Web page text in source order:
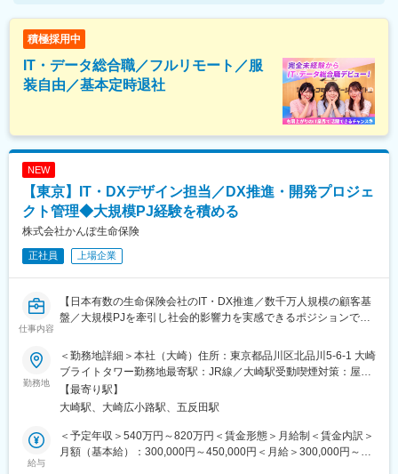
積極採用中
IT・データ総合職／フルリモート／服
装自由／基本定時退社
NEW
【東京】IT・DXデザイン担当／DX推進・開発プロジェ
クト管理◆大規模PJ経験を積める
株式会社かんぽ生命保険
正社員 上場企業
仕事内容
【日本有数の生命保険会社のIT・DX推進／数千万人規模の顧客基
盤／大規模PJを牽引し社会的影響力を実感できるポジションで
■業務概要
当社のIT企画部 IT・DXデザイン担当として、ビジネス上流からの
企画・設計、開発プロジェクトの推進、DXの推進まで一体的に担
います。事業部門と連携し、業務プロセスの設計やIT投資案件の
企画、システム開発・ベンダーコントロール、全社DX推進を通じ
て当社のIT戦略をリードします。
勤務地
＜勤務地詳細＞本社（大崎）住所：東京都品川区北品川5-6-1 大崎
ブライトタワー勤務地最寄駅：JR線／大崎駅受動喫煙対策：屋内
喫煙可能場所あり変更の範囲：会社の定める事業所
【最寄り駅】
大崎駅、大崎広小路駅、五反田駅
給与
＜予定年収＞540万円～820万円＜賃金形態＞月給制＜賃金内訳＞
月額（基本給）：300,000円～450,000円＜月給＞300,000円～